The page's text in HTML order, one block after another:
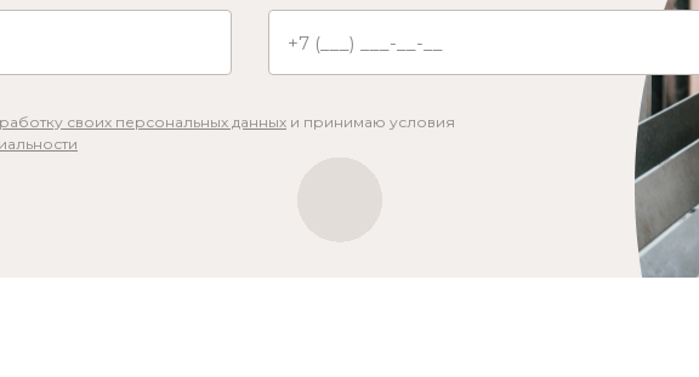
своих персональных данных и принимаю условия